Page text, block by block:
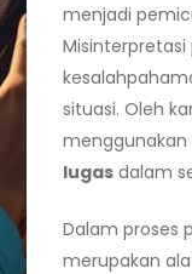
menjadi
situasi. Oleh
menggunakan
lugas dalam
Dalam proses
merupakan